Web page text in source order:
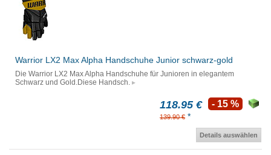
Warrior LX2 Max Alpha Handschuhe Junior schwarz-gold
Die Warrior LX2 Max Alpha Handschuhe für Junioren in elegantem
Schwarz und Gold.Diese Handsch.
118.95 €
139.90 € *
- 15 %
Details auswählen